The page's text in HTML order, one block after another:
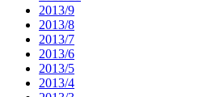
2013/9
2013/8
2013/7
2013/6
2013/5
2013/4